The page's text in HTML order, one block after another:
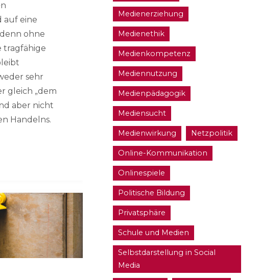
auf eine
ohne
tragfähige
sehr
gleich „dem
aber nicht
Handelns.
Medienerziehung
Medienethik
Medienkompetenz
Mediennutzung
Medienpädagogik
Mediensucht
Medienwirkung Netzpolitik
Online-Kommunikation
Onlinespiele
Politische Bildung
Privatsphäre
Schule und Medien
Selbstdarstellung in Social
Media